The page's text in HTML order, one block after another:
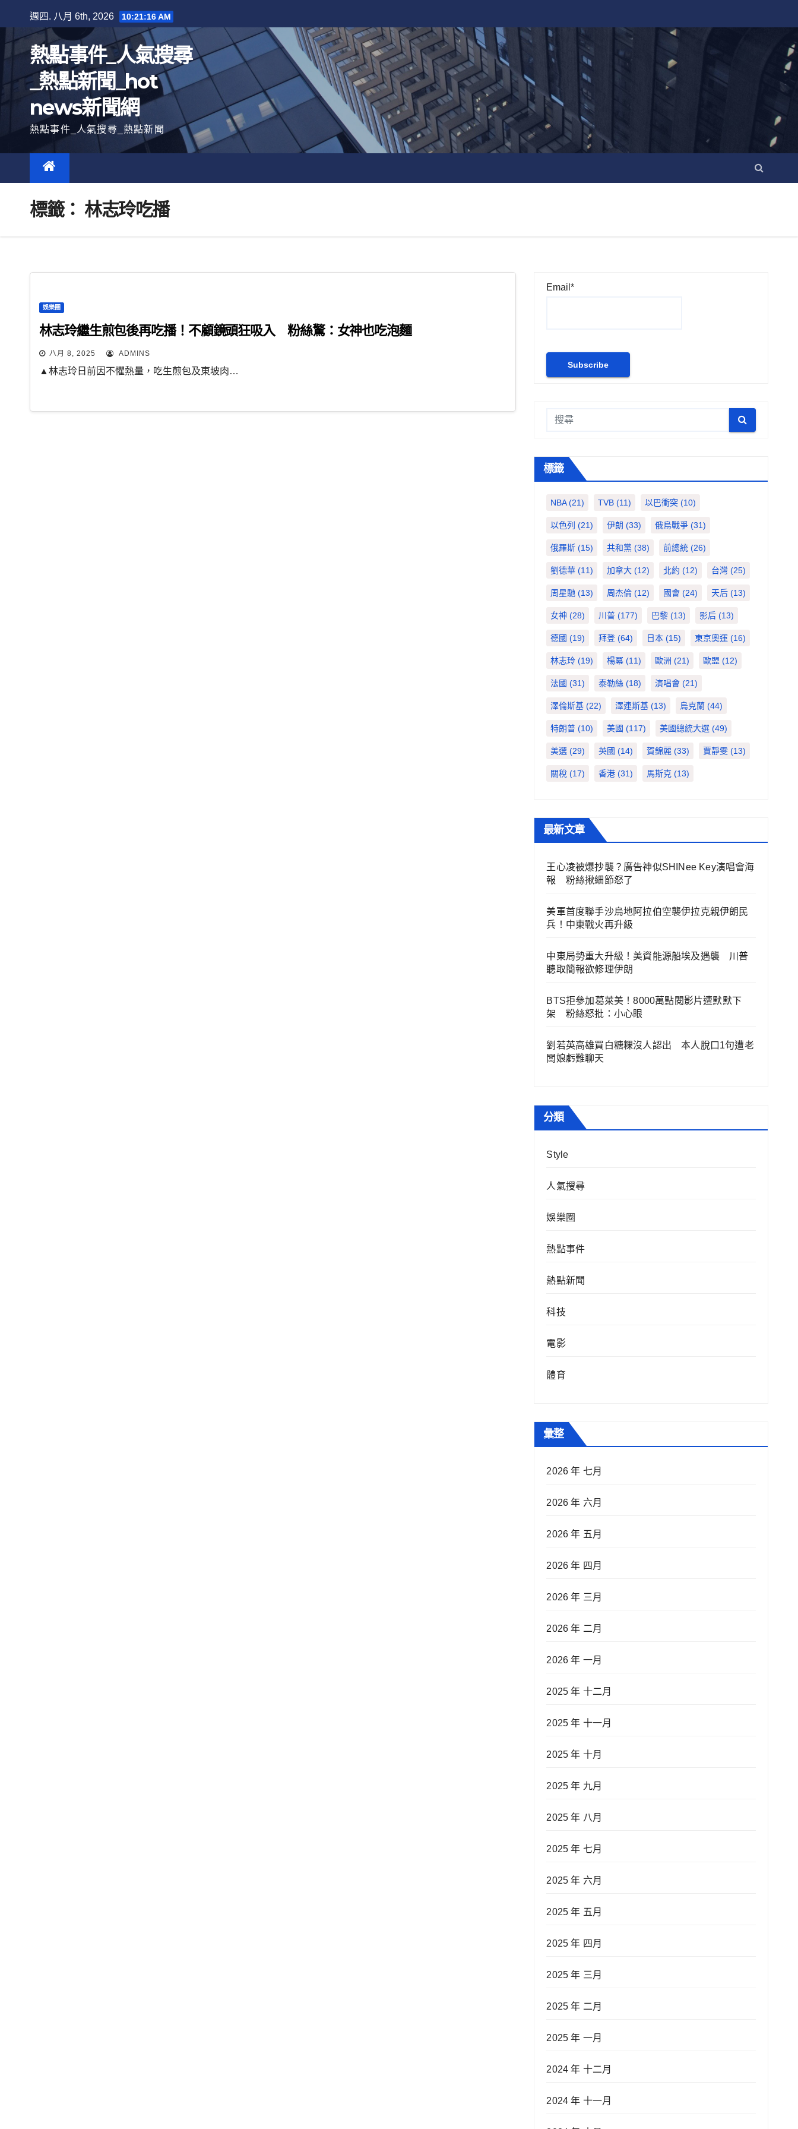
至
內
週四. 八月 6th, 2026 10:21:17 AM
熱點事件_人氣搜尋
_熱點新聞_hot
news新聞網
熱點事件_人氣搜尋_熱點新聞
標籤： 林志玲吃播
娛樂圈
林志玲繼生煎包後再吃播！不顧鏡頭狂吸入 粉絲驚：女神也吃泡麵
八月 8, 2025 ADMINS
▲林志玲日前因不懼熱量，吃生煎包及東坡肉…
Email*
標籤
NBA(21) TVB (11) 以巴衝突 (10)
以色列 (21) 伊朗 (33) 俄烏戰爭 (31)
俄羅斯 (15) 共和黨 (38) 前總統 (26)
劉德華 (11) 加拿大 (12) 北約 (12) 台灣 (25)
周星馳 (13) 周杰倫 (12) 國會 (24) 天后 (13)
女神 (28) 川普 (177) 巴黎 (13) 影后 (13)
德國 (19) 拜登 (64) 日本 (15) 東京奧運 (16)
林志玲 (19) 楊冪 (11) 歐洲 (21) 歐盟 (12)
法國 (31) 泰勒絲 (18) 演唱會 (21)
澤倫斯基 (22) 澤連斯基 (13) 烏克蘭 (44)
特朗普 (10) 美國 (117) 美國總統大選 (49)
美選 (29) 英國 (14) 賀錦麗 (33) 賈靜雯 (13)
關稅 (17) 香港 (31) 馬斯克 (13)
最新文章
王心凌被爆抄襲？廣告神似SHINee Key演唱會海
報 粉絲揪細節怒了
美軍首度聯手沙烏地阿拉伯空襲伊拉克親伊朗民
兵！中東戰火再升級
中東局勢重大升級！美資能源船埃及遇襲 川普
聽取簡報欲修理伊朗
BTS拒參加葛萊美！8000萬點閱影片遭默默下
架 粉絲怒批：小心眼
劉若英高雄買白糖粿沒人認出 本人脫口1句遭老
闆娘虧難聊天
分類
Style
人氣搜尋
娛樂圈
熱點事件
熱點新聞
科技
電影
體育
彙整
2026 年 七月
2026 年 六月
2026 年 五月
2026 年 四月
2026 年 三月
2026 年 二月
2026 年 一月
2025 年 十二月
2025 年 十一月
2025 年 十月
2025 年 九月
2025 年 八月
2025 年 七月
2025 年 六月
2025 年 五月
2025 年 四月
2025 年 三月
2025 年 二月
2025 年 一月
2024 年 十二月
2024 年 十一月